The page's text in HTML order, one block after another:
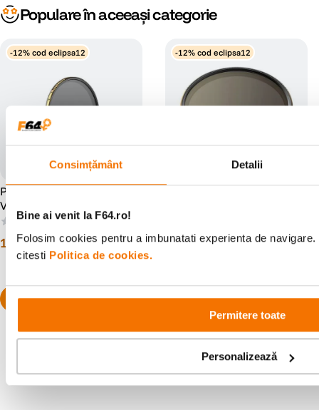
Consimțământ Detalii
Bine ai venit la F64.ro!
Folosim cookies pentru a imbunatati experienta de
citesti Politica de cookies.
Permitere toate
Personalizează
Populare în aceeași categorie
-12% cod eclipsa12
PolarPro Filtru Densitate
Variabila ND 4-32 82mm
Black Mist Peter McKinnon
Signature Edition II
(0)
1 499 99 lei
-12% cod eclipsa12
1.499 99 lei
Alatura-te comunitatii creatorilor